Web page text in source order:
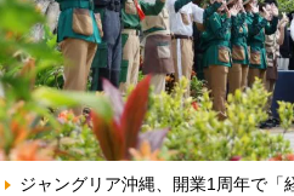
ジャングリア沖縄、開業1周年で「